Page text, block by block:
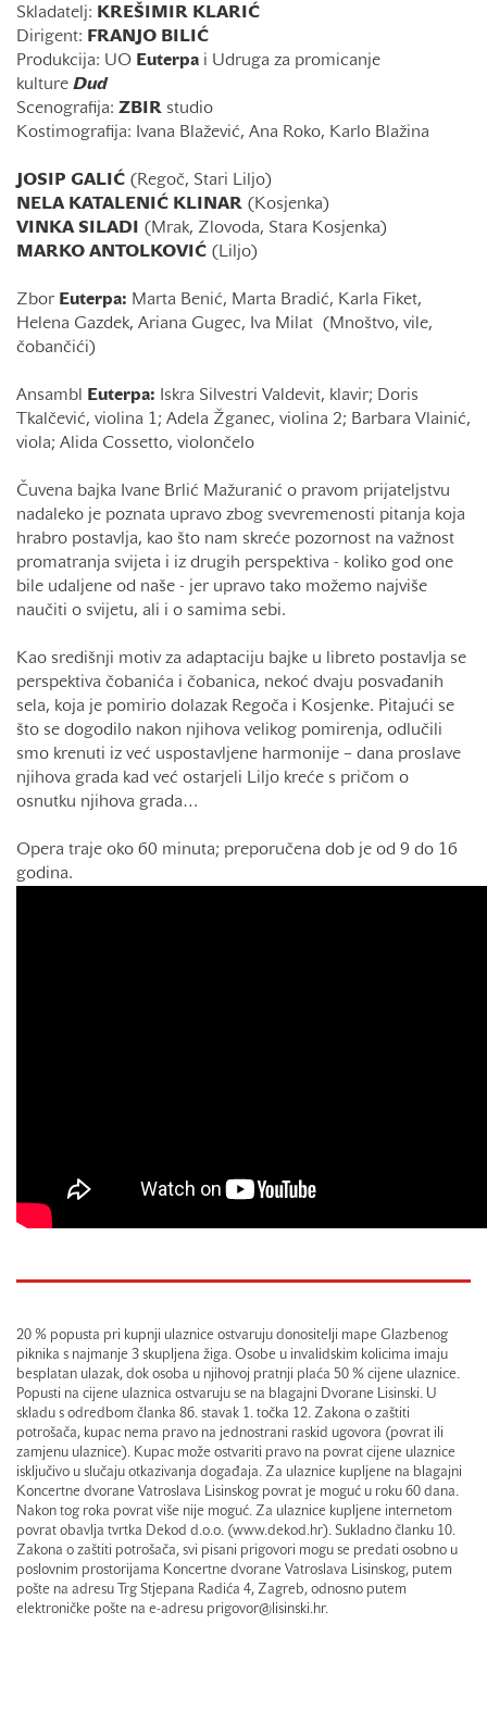
Skladatelj:
KREŠIMIR KLARIĆ
Dirigent:
FRANJO BILIĆ
Produkcija: UO Euterpa i Udruga za promicanje
kulture Dud
Scenografija: ZBIR studio
Kostimografija: Ivana Blažević, Ana Roko, Karlo Blažina
JOSIP GALIĆ (Regoč, Stari Liljo)
NELA KATALENIĆ KLINAR (Kosjenka)
VINKA SILADI
(Mrak, Zlovoda, Stara Kosjenka)
MARKO ANTOLKOVIĆ (Liljo)
Zbor Euterpa: Marta Benić, Marta Bradić, Karla Fiket,
Helena Gazdek, Ariana Gugec, Iva Milat (Mnoštvo, vile,
čobančići)
Ansambl Euterpa: Iskra Silvestri Valdevit, klavir; Doris
Tkalčević, violina 1; Adela Žganec, violina 2; Barbara Vlainić,
viola; Alida Cossetto, violončelo
Čuvena bajka Ivane Brlić Mažuranić o pravom prijateljstvu
nadaleko je poznata upravo zbog svevremenosti pitanja koja
hrabro postavlja, kao što nam skreće pozornost na važnost
promatranja svijeta i iz drugih perspektiva - koliko god one
bile udaljene od naše - jer upravo tako možemo najviše
naučiti o svijetu, ali i o samima sebi.
Kao središnji motiv za adaptaciju bajke u libreto postavlja se
perspektiva čobanića i čobanica, nekoć dvaju posvađanih
sela, koja je pomirio dolazak Regoča i Kosjenke. Pitajući se
što se dogodilo nakon njihova velikog pomirenja, odlučili
smo krenuti iz već uspostavljene harmonije – dana proslave
njihova grada kad već ostarjeli Liljo kreće s pričom o
osnutku njihova grada…
Opera traje oko 60 minuta; preporučena dob je od 9 do 16
godina.
20 % popusta pri kupnji ulaznice ostvaruju donositelji mape Glazbenog
piknika s najmanje 3 skupljena žiga. Osobe u invalidskim kolicima imaju
besplatan ulazak, dok osoba u njihovoj pratnji plaća 50 % cijene ulaznice.
Popusti na cijene ulaznica ostvaruju se na blagajni Dvorane Lisinski. U
skladu s odredbom članka 86. stavak 1. točka 12. Zakona o zaštiti
potrošača, kupac nema pravo na jednostrani raskid ugovora (povrat ili
zamjenu ulaznice). Kupac može ostvariti pravo na povrat cijene ulaznice
isključivo u slučaju otkazivanja događaja. Za ulaznice kupljene na blagajni
Koncertne dvorane Vatroslava Lisinskog povrat je moguć u roku 60 dana.
Nakon tog roka povrat više nije moguć. Za ulaznice kupljene internetom
povrat obavlja tvrtka Dekod d.o.o. (www.dekod.hr). Sukladno članku 10.
Zakona o zaštiti potrošača, svi pisani prigovori mogu se predati osobno u
poslovnim prostorijama Koncertne dvorane Vatroslava Lisinskog, putem
pošte na adresu Trg Stjepana Radića 4, Zagreb, odnosno putem
elektroničke pošte na e-adresu prigovor@lisinski.hr.